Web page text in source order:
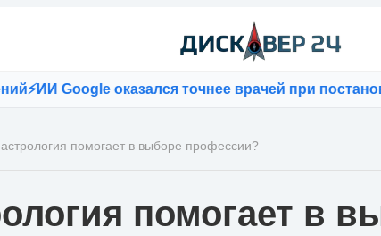
оказался точнее врачей при постановке
астрология помогает в выборе профессии?
помогает в